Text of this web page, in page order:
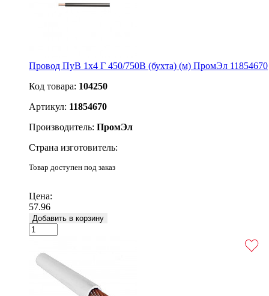
Провод ПуВ 1х4 Г 450/750В (бухта) (м) ПромЭл 11854670
Код товара: 104250
Артикул: 11854670
Производитель: ПромЭл
Страна изготовитель:
Товар доступен под заказ
Цена:
57.96
Добавить в корзину